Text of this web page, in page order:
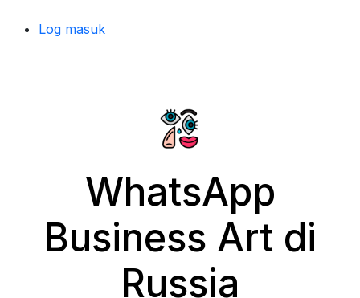
Log masuk
WhatsApp
Business Art di
Russia